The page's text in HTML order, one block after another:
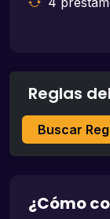
Reglas
Buscar
¿Cómo